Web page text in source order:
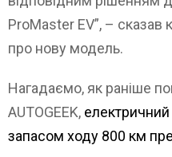
ProMaster EV”, – сказав
про нову модель.
Нагадаємо, як раніше
AUTOGEEK, електричний
запасом ходу 800 км